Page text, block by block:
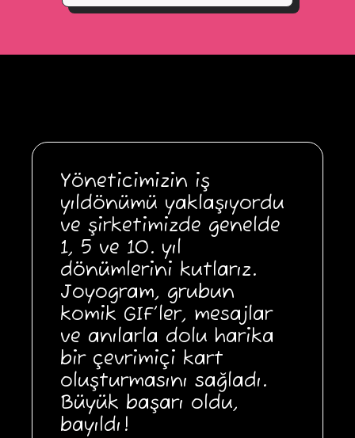
Yöneticimizin iş
yıldönümü yaklaşıyordu
ve şirketimizde genelde
1, 5 ve 10. yıl
dönümlerini kutlarız.
Joyogram, grubun
komik GIF’ler, mesajlar
ve anılarla dolu harika
bir çevrimiçi kart
oluşturmasını sağladı.
Büyük başarı oldu,
bayıldı!